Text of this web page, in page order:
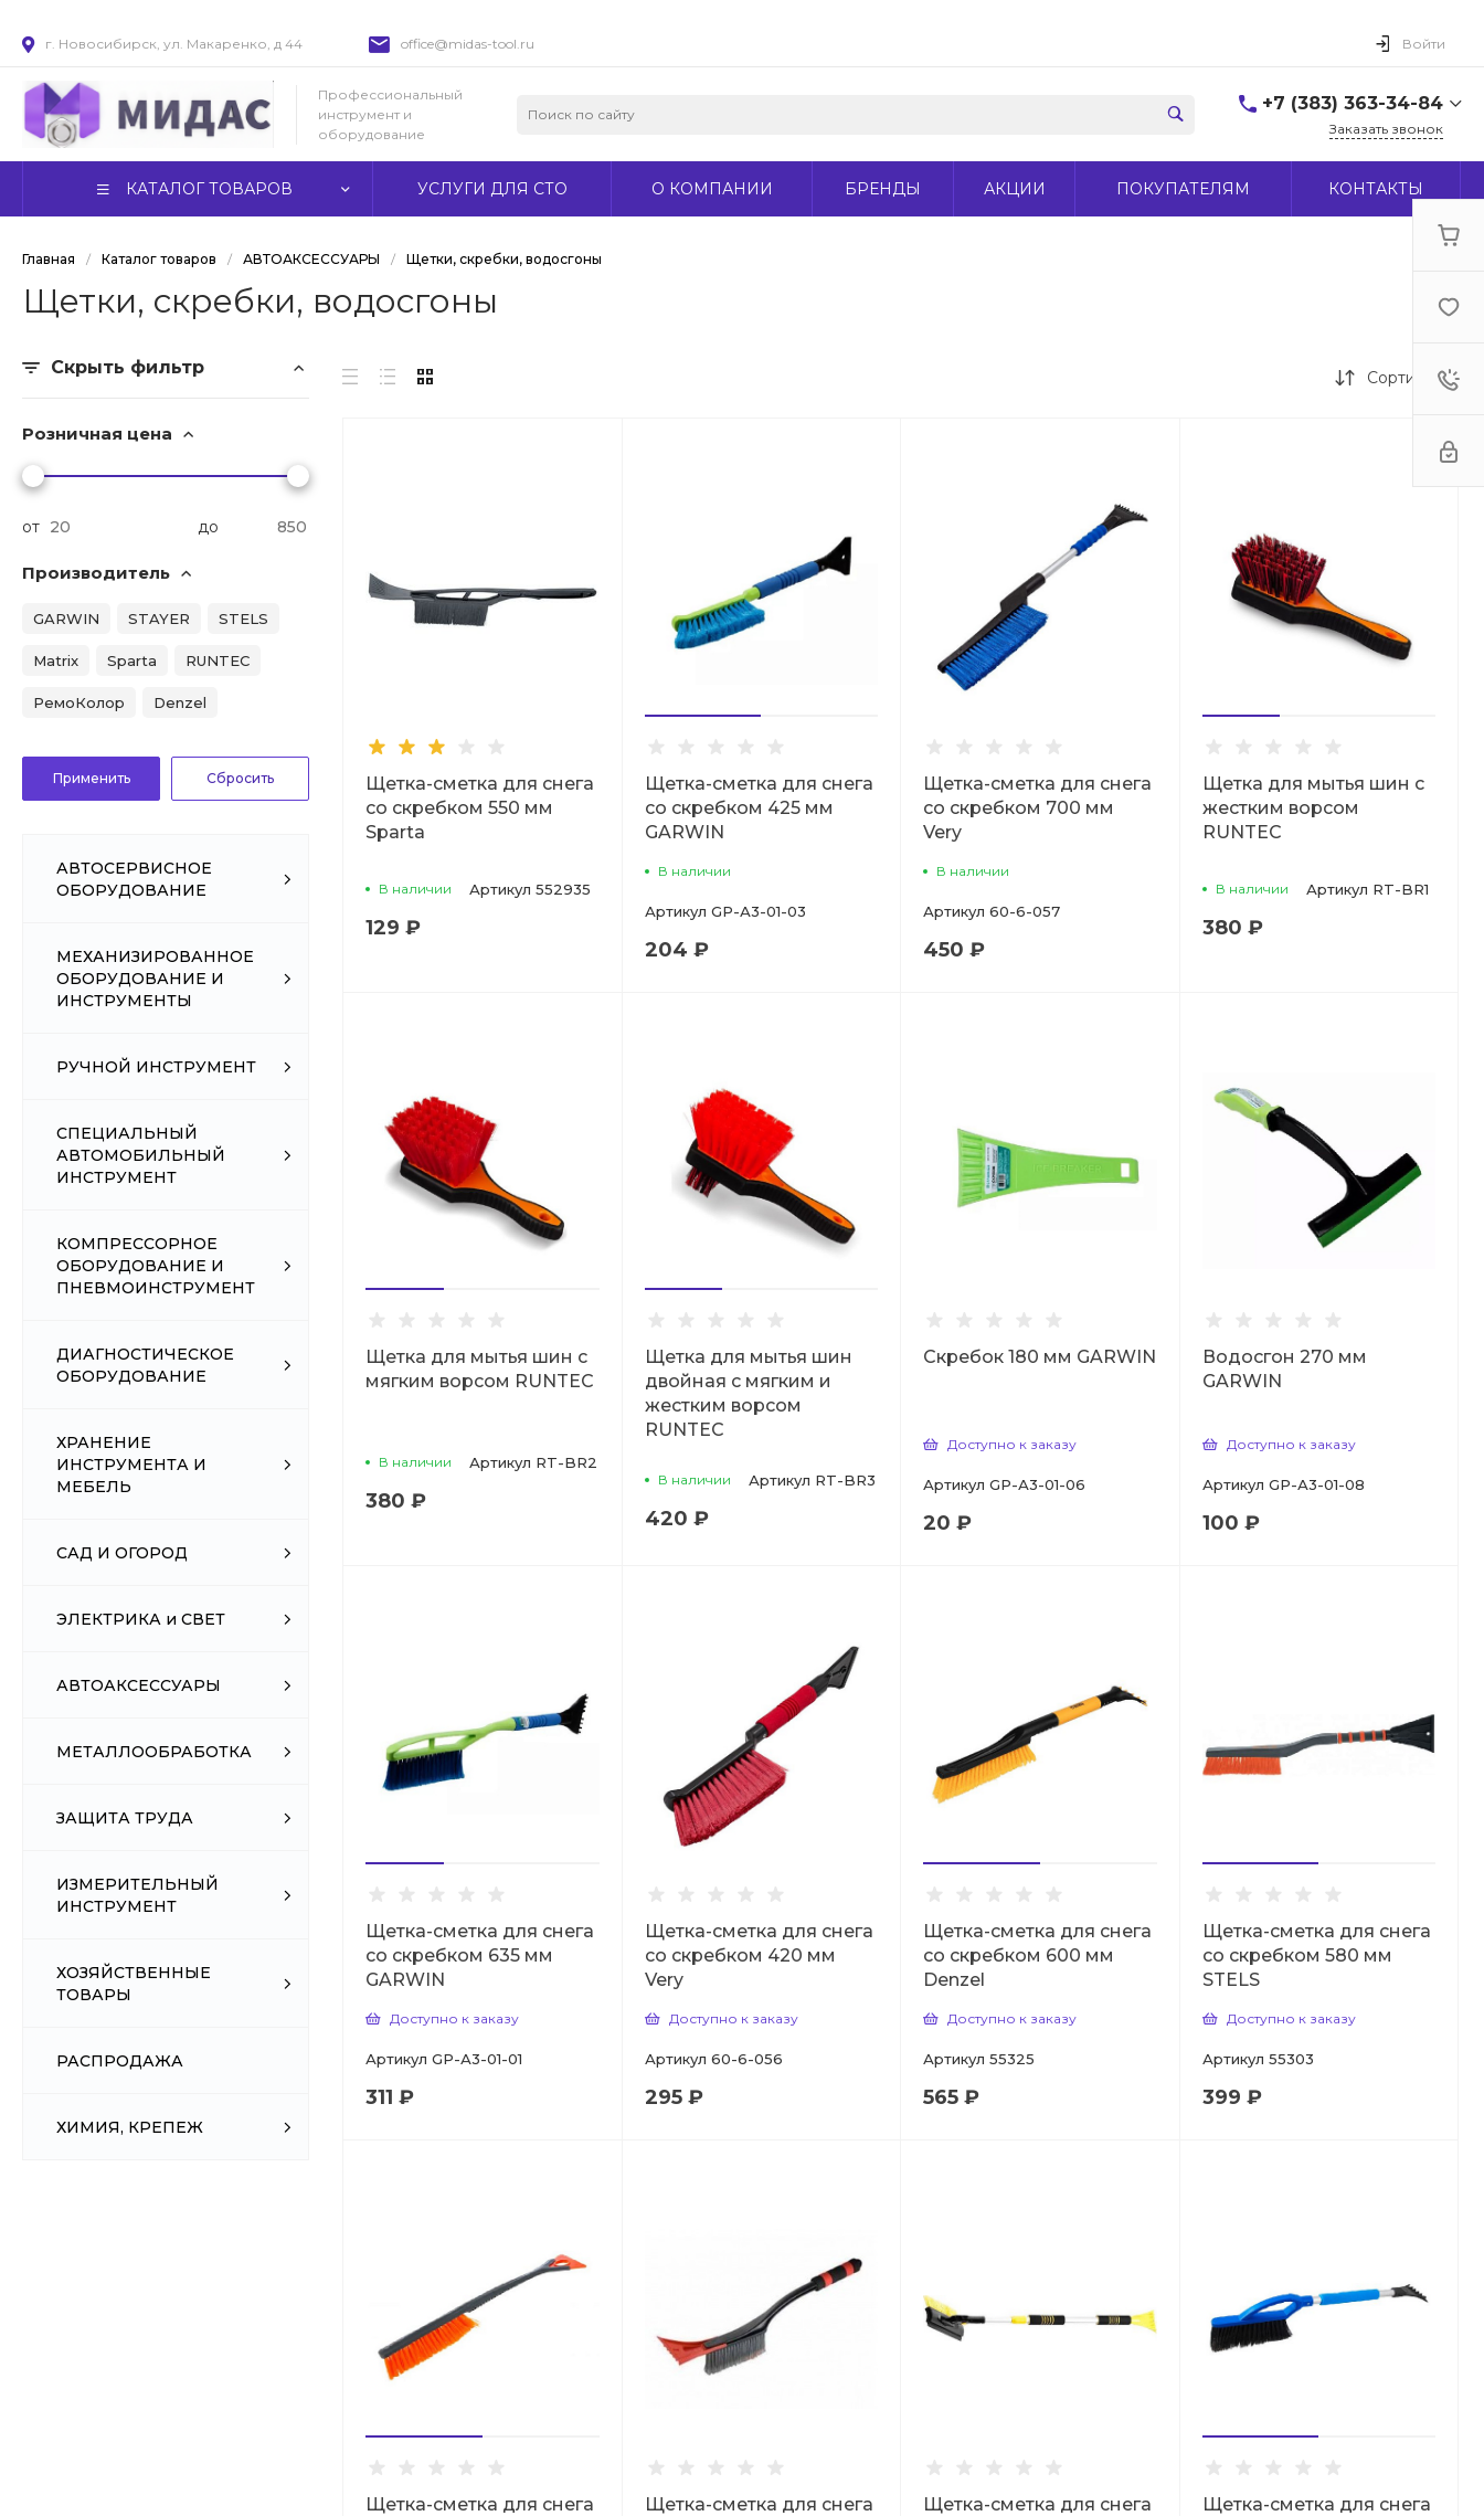
г. Новосибирск, ул. Макаренко, д 44 office@midas-tool.ru Войти
Профессиональный
инструмент и
оборудование
+7 (383) 363-34-84
г. Новосибирск, ул.
Заказать звонок
КАТАЛОГ ТОВАРОВ УСЛУГИ ДЛЯ СТО О КОМПАНИИ БРЕНДЫ АКЦИИ ПОКУПАТЕЛЯМ КОНТАКТЫ
Главная / Каталог товаров / АВТОАКСЕССУАРЫ / Щетки, скребки, водосгоны
Щетки, скребки, водосгоны
Скрыть фильтр
Розничная цена
от до
Производитель
GARWIN STAYER STELS
Matrix Sparta RUNTEC
РемоКолор Denzel
АВТОСЕРВИСНОЕ
ОБОРУДОВАНИЕ
МЕХАНИЗИРОВАННОЕ
ОБОРУДОВАНИЕ И
ИНСТРУМЕНТЫ
РУЧНОЙ ИНСТРУМЕНТ
СПЕЦИАЛЬНЫЙ
АВТОМОБИЛЬНЫЙ
ИНСТРУМЕНТ
КОМПРЕССОРНОЕ
ОБОРУДОВАНИЕ И
ПНЕВМОИНСТРУМЕНТ
ДИАГНОСТИЧЕСКОЕ
ОБОРУДОВАНИЕ
ХРАНЕНИЕ
ИНСТРУМЕНТА И
МЕБЕЛЬ
САД И ОГОРОД
ЭЛЕКТРИКА и СВЕТ
АВТОАКСЕССУАРЫ
МЕТАЛЛООБРАБОТКА
ЗАЩИТА ТРУДА
ИЗМЕРИТЕЛЬНЫЙ
ИНСТРУМЕНТ
ХОЗЯЙСТВЕННЫЕ
ТОВАРЫ
РАСПРОДАЖА
ХИМИЯ, КРЕПЕЖ
Сортировка
Щетка-сметка для снега
со скребком 550 мм
Sparta
В наличии Артикул 552935
129 ₽
Щетка-сметка для снега
со скребком 425 мм
GARWIN
В наличии
Артикул GP-А3-01-03
204 ₽
Щетка-сметка для снега
со скребком 700 мм
Very
В наличии
Артикул 60-6-057
450 ₽
Щетка для мытья шин с
жестким ворсом
RUNTEC
В наличии Артикул RT-BR1
380 ₽
Щетка для мытья шин с
мягким ворсом RUNTEC
В наличии Артикул RT-BR2
380 ₽
Щетка для мытья шин
двойная с мягким и
жестким ворсом
RUNTEC
В наличии Артикул RT-BR3
420 ₽
Скребок 180 мм GARWIN
Доступно к заказу
Артикул GP-А3-01-06
20 ₽
Водосгон 270 мм
GARWIN
Доступно к заказу
Артикул GP-А3-01-08
100 ₽
Щетка-сметка для снега
со скребком 635 мм
GARWIN
Доступно к заказу
Артикул GP-А3-01-01
311 ₽
Щетка-сметка для снега
со скребком 420 мм
Very
Доступно к заказу
Артикул 60-6-056
295 ₽
Щетка-сметка для снега
со скребком 600 мм
Denzel
Доступно к заказу
Артикул 55325
565 ₽
Щетка-сметка для снега
со скребком 580 мм
STELS
Доступно к заказу
Артикул 55303
399 ₽
Щетка-сметка для снега
Щетка-сметка для снега
Щетка-сметка для снега
Щетка-сметка для снега